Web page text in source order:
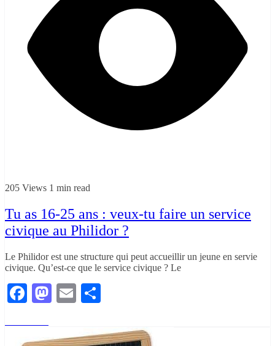
205 Views 1 min read
Tu as 16-25 ans : veux-tu faire un service
civique au Philidor ?
Le Philidor est une structure qui peut accueillir un jeune en servie
civique. Qu’est-ce que le service civique ? Le
Facebook
Mastodon
Email